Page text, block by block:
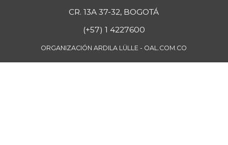
CR. 13A 37-32, BOGOTÁ
(+57) 1 4227600
ORGANIZACIÓN ARDILA LÜLLE - OAL.COM.CO